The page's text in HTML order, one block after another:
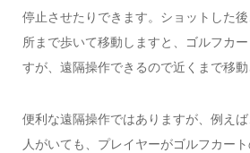
停止させたりできます。ショットした
所まで歩いて移動しますと、ゴルフカ
すが、遠隔操作できるので近くまで移動
便利な遠隔操作ではありますが、例え
人がいても、プレイヤーがゴルフカート